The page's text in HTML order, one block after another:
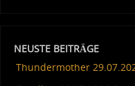
NEUSTE BEITRÄGE
Thundermother